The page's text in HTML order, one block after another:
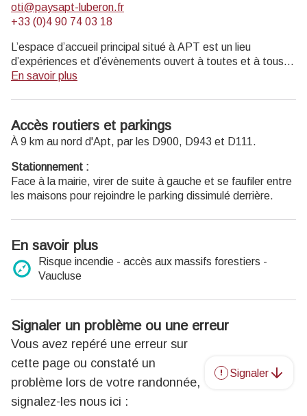
Ouvert au public lundi, mardi, jeudi 14h-17h30, et mercredi
9h-12h30 et 14h-17h30 (hors jours fériés).
oti@paysapt-luberon.fr
+33 (0)4 90 74 03 18
L’espace d’accueil principal situé à APT est un lieu
d’expériences et d’évènements ouvert à toutes et à tous :
visiteurs, locaux, professionnels du tourisme, rencontres et
électriques BOSCH est installée dans le bureau.
Bureau d'Apt
788 Avenue Victor Hugo 84400 Apt
T. +33 (0)4 90 74 03 18
Ouvert toute l'année
Ouvert du lundi samedi de 9h30 à 12h30 et de 14h à 18h.
Fermé dimanche et jours fériés (hors juillet et août)
et jours fériés.
Bureau de Bonnieux
Ouvert du lundi au samedi de 9h30 à 12h30 et de 14h à 18h
jusqu'au 30 septembre.
Fermé dimanche et jours fériés.
Bureau de Céreste
Boulevard Victor Hugo 04280 Céreste
T. +33 (0)4 92 79 09 84
En savoir plus
Accès routiers et parkings
À 9 km au nord d'Apt, par les D900, D943 et D111.
Stationnement :
Face à la mairie, virer de suite à gauche et se faufiler entre
les maisons pour rejoindre le parking dissimulé derrière.
En savoir plus
Risque incendie - accès aux massifs forestiers -
Vaucluse
Signaler un problème ou une erreur
Vous avez repéré une erreur sur
cette page ou constaté un
problème lors de votre randonnée,
signalez-les nous ici :
Signaler